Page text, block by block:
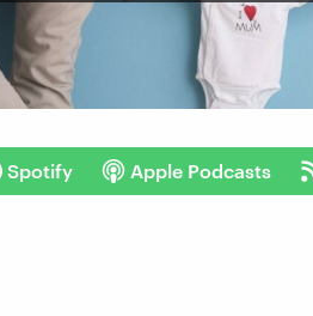
Spotify Apple Podcasts